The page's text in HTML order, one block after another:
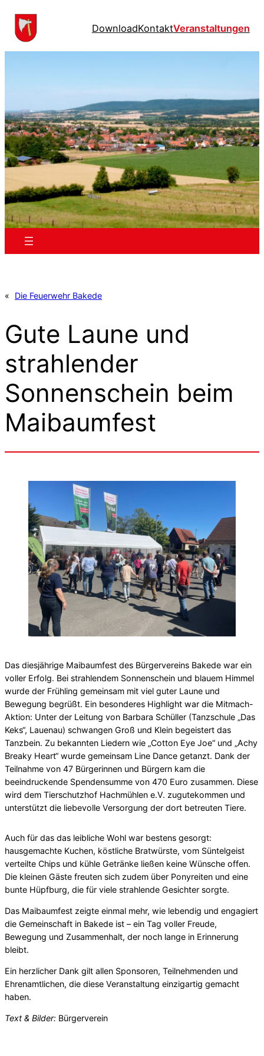
DownloadKontaktVeranstaltungen
« Die Feuerwehr Bakede
Gute Laune und
strahlender
Sonnenschein beim
Maibaumfest
Das diesjährige Maibaumfest des Bürgervereins Bakede war ein
voller Erfolg. Bei strahlendem Sonnenschein und blauem Himmel
wurde der Frühling gemeinsam mit viel guter Laune und
Bewegung begrüßt. Ein besonderes Highlight war die Mitmach-
Aktion: Unter der Leitung von Barbara Schüller (Tanzschule „Das
Keks“, Lauenau) schwangen Groß und Klein begeistert das
Tanzbein. Zu bekannten Liedern wie „Cotton Eye Joe“ und „Achy
Breaky Heart“ wurde gemeinsam Line Dance getanzt. Dank der
Teilnahme von 47 Bürgerinnen und Bürgern kam die
beeindruckende Spendensumme von 470 Euro zusammen. Diese
wird dem Tierschutzhof Hachmühlen e.V. zugutekommen und
unterstützt die liebevolle Versorgung der dort betreuten Tiere.
Auch für das das leibliche Wohl war bestens gesorgt:
hausgemachte Kuchen, köstliche Bratwürste, vom Süntelgeist
verteilte Chips und kühle Getränke ließen keine Wünsche offen.
Die kleinen Gäste freuten sich zudem über Ponyreiten und eine
bunte Hüpfburg, die für viele strahlende Gesichter sorgte.
Das Maibaumfest zeigte einmal mehr, wie lebendig und engagiert
die Gemeinschaft in Bakede ist – ein Tag voller Freude,
Bewegung und Zusammenhalt, der noch lange in Erinnerung
bleibt.
Ein herzlicher Dank gilt allen Sponsoren, Teilnehmenden und
Ehrenamtlichen, die diese Veranstaltung einzigartig gemacht
haben.
Text & Bilder: Bürgerverein